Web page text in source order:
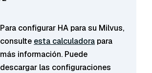
Para configurar HA para su Milvus,
consulte esta calculadora para
más información. Puede
descargar las configuraciones